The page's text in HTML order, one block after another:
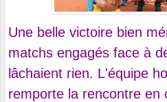
Une belle victoire bien
matchs engagés face à
lâchaient rien. L'équipe
remporte la rencontre en